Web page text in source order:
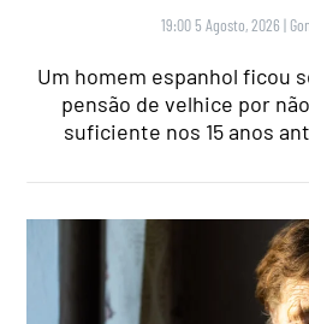
19:00 5 Agosto, 2026 |
Um homem espanhol ficou
pensão de velhice por
suficiente nos 15 anos